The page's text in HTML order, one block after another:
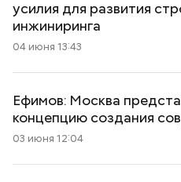
усилия для развития
инжиниринга
04 июня 13:43
Ефимов: Москва
концепцию создания
03 июня 12:04